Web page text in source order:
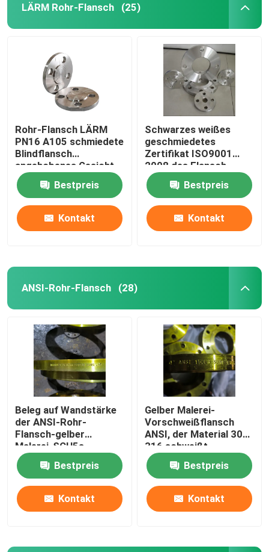
LÄRM Rohr-Flansch (25)
Rohr-Flansch LÄRM
PN16 A105 schmiedete
Blindflansch
angehobenes Gesicht
Bestpreis
Kontakt
Schwarzes weißes
geschmiedetes
Zertifikat ISO9001
2008 des Flansch-
Gost-12820
Bestpreis
Kontakt
ANSI-Rohr-Flansch (28)
Beleg auf Wandstärke
der ANSI-Rohr-
Flansch-gelber
Malerei-SCH5s-
SCH160
Bestpreis
Kontakt
Gelber Malerei-
Vorschweißflansch
ANSI, der Material 304
316 schweißt
Bestpreis
Kontakt